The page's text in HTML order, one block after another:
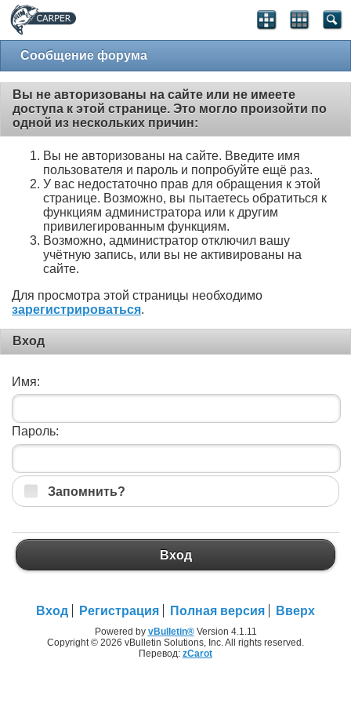
Сообщение форума
Вы не авторизованы на сайте или не имеете
доступа к этой странице. Это могло произойти по
одной из нескольких причин:
Вы не авторизованы на сайте. Введите имя
пользователя и пароль и попробуйте ещё раз.
У вас недостаточно прав для обращения к этой
странице. Возможно, вы пытаетесь обратиться к
функциям администратора или к другим
привилегированным функциям.
Возможно, администратор отключил вашу
учётную запись, или вы не активированы на
сайте.
Для просмотра этой страницы необходимо
зарегистрироваться.
Вход
Имя:
Пароль:
Запомнить?
Вход
Вход Регистрация Полная версия Вверх
Powered by vBulletin®Version 4.1.11
Copyright © 2026 vBulletin Solutions, Inc. All rights reserved.
Перевод: zCarot